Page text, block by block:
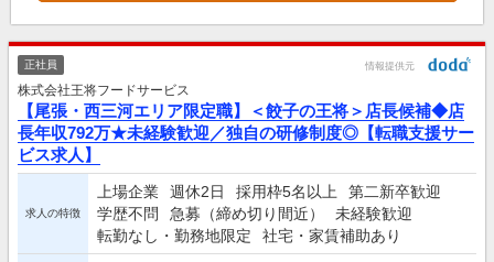
正社員 情報提供元
株式会社王将フードサービス
【尾張・西三河エリア限定職】＜餃子の王将＞店長候補◆店
長年収792万★未経験歓迎／独自の研修制度◎【転職支援サー
ビス求人】
求人の特徴
上場企業 週休2日 採用枠5名以上
第二新卒歓迎
学歴不問
急募（締め切り間近）
未経験歓迎
転勤なし・勤務地限定
社宅・家賃補助あり